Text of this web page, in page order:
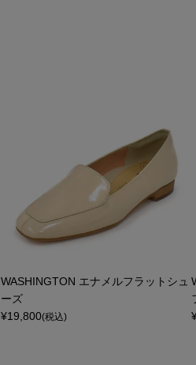
WASHINGTON エナメルフラットシュ
ーズ
¥19,800(税込)